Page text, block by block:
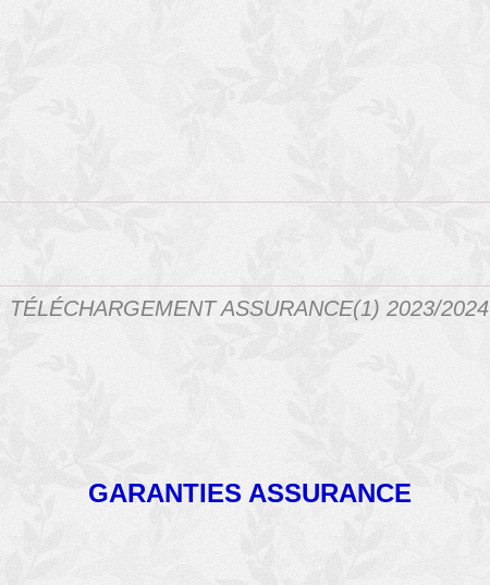
TÉLÉCHARGEMENT ASSURANCE(1) 2023/2024
GARANTIES ASSURANCE